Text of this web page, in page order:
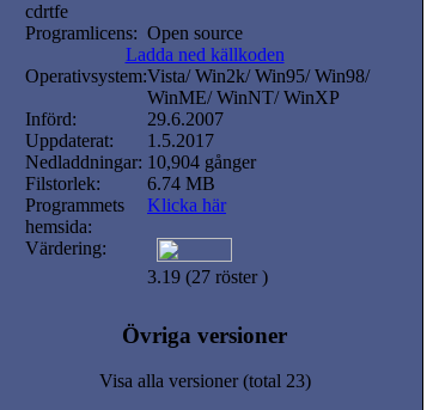
cdrtfe
Programlicens: Open source
Ladda ned källkoden
Operativsystem:Vista/ Win2k/ Win95/ Win98/
WinME/ WinNT/ WinXP
Införd:
29.6.2007
Uppdaterat:
1.5.2017
Nedladdningar: 10,904 gånger
Filstorlek:
6.74 MB
Programmets
hemsida:
Klicka här
Värdering:
3.19 (27 röster )
Övriga versioner
Visa alla versioner (total 23)